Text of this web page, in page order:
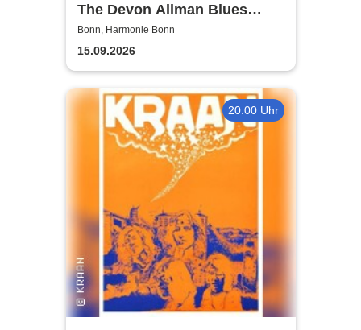
The Devon Allman Blues
Summit - European Tour 2026
Bonn, Harmonie Bonn
15.09.2026
20:00 Uhr